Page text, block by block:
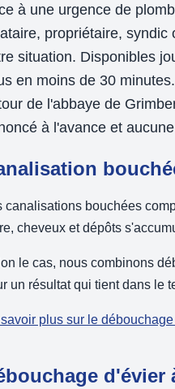
à une urgence de
propriétaire,
situation. Disponibles
en moins de 30
de l'abbaye de
à l'avance et
canalisations bouchées
cheveux et dépôts
le cas, nous combinons
un résultat qui tient dans le
plus sur le
d'évier